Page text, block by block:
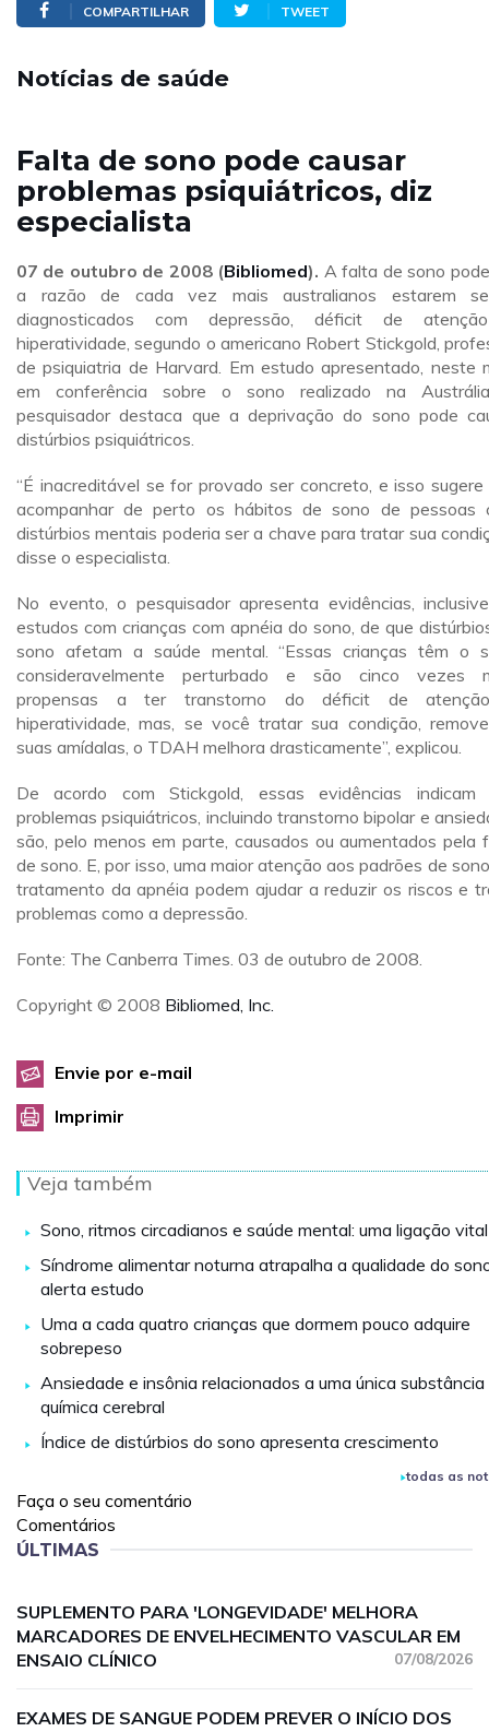
COMPARTILHAR TWEET
Notícias de saúde
Falta de sono pode causar
problemas psiquiátricos, diz
especialista
07 de outubro de 2008 (Bibliomed). A falta de sono
a razão de cada vez mais australianos estarem
diagnosticados com depressão, déficit de
hiperatividade, segundo o americano Robert Stickgold,
de psiquiatria de Harvard. Em estudo apresentado, neste
em conferência sobre o sono realizado na
pesquisador destaca que a deprivação do sono pode
distúrbios psiquiátricos.
“É inacreditável se for provado ser concreto, e isso sugere
acompanhar de perto os hábitos de sono de pessoas
distúrbios mentais poderia ser a chave para tratar sua
disse o especialista.
No evento, o pesquisador apresenta evidências,
estudos com crianças com apnéia do sono, de que
sono afetam a saúde mental. “Essas crianças têm o
consideravelmente perturbado e são cinco vezes
propensas a ter transtorno do déficit de
hiperatividade, mas, se você tratar sua condição,
suas amídalas, o TDAH melhora drasticamente”, explicou.
De acordo com Stickgold, essas evidências indicam
problemas psiquiátricos, incluindo transtorno bipolar e
são, pelo menos em parte, causados ou aumentados pela
de sono. E, por isso, uma maior atenção aos padrões de
tratamento da apnéia podem ajudar a reduzir os riscos e
problemas como a depressão.
Fonte: The Canberra Times. 03 de outubro de 2008.
Copyright © 2008 Bibliomed, Inc.
Envie por e-mail
Imprimir
Veja também
Sono, ritmos circadianos e saúde mental: uma ligação vital
Síndrome alimentar noturna atrapalha a qualidade do
alerta estudo
Uma a cada quatro crianças que dormem pouco adquire
sobrepeso
Ansiedade e insônia relacionados a uma única substância
química cerebral
Índice de distúrbios do sono apresenta crescimento
todas as
Faça o seu comentário
Comentários
ÚLTIMAS
SUPLEMENTO PARA 'LONGEVIDADE' MELHORA
MARCADORES DE ENVELHECIMENTO VASCULAR EM
ENSAIO CLÍNICO
07/08/2026
EXAMES DE SANGUE PODEM PREVER O INÍCIO DOS